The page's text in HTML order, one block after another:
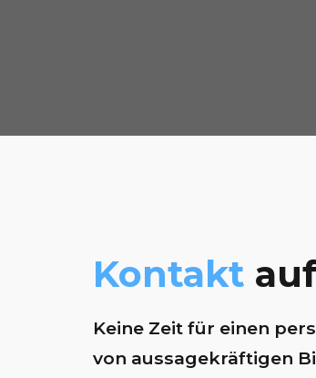
Kontakt
Keine Zeit für einen
von aussagekräftigen